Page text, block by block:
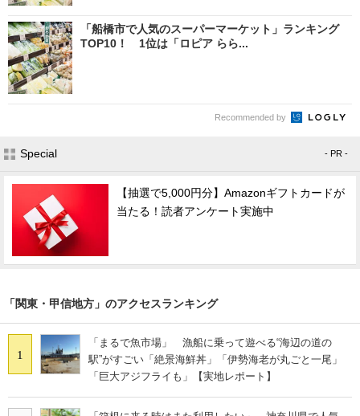
「船橋市で人気のスーパーマーケット」ランキング
TOP10！ 1位は「ロピア らら...
Recommended by
Special - PR -
【抽選で5,000円分】Amazonギフトカードが
当たる！読者アンケート実施中
「関東・甲信地方」のアクセスランキング
1
「まるで魚市場」 漁船に乗って遊べる“海辺の道の
駅”がすごい「絶景海鮮丼」「伊勢海老が丸ごと一尾」
「巨大アジフライも」【実地レポート】